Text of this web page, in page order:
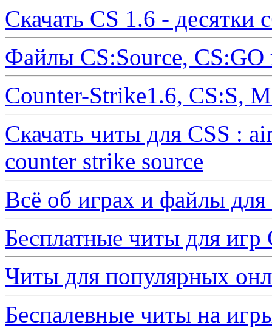
Скачать CS 1.6 - десятки
Файлы CS:Source, CS:GO
Counter-Strike1.6, CS:S,
Скачать читы для CSS :
counter strike source
Всё об играх и файлы для
Бесплатные читы для
Читы для популярных
Беспалевные читы на